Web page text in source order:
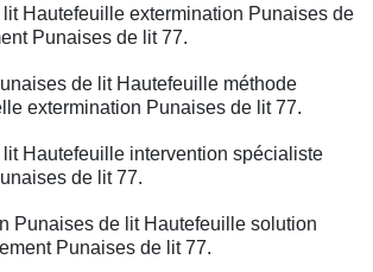
Hautefeuille extermination Punaises de
Punaises de lit 77.
de lit Hautefeuille méthode
extermination Punaises de lit 77.
Hautefeuille intervention spécialiste
de lit 77.
Punaises de lit Hautefeuille solution
Punaises de lit 77.